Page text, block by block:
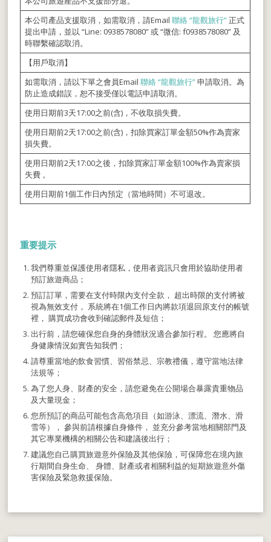
本公司產品支援取消，如需取消，請Email 聯絡 “龍觀旅行”正式
提出申請，並以 “Line: 0938578080” 或 “微信: f0938578080” 及
時聯繫確認取消。
【用戶取消】
如需取消，請以下單之會員Email 聯絡 “龍觀旅行”申請取消。為
防止造成錯誤，恕不接受僅以電話申請取消。
使用日期前3天17:00之前(含)，不收取損失費。
使用日期前2天17:00之前(含)，扣除買家訂單金額50%作為賣家
損失費。
使用日期前2天17:00之後，扣除買家訂單金額100%作為賣家損
失費 。
使用日期前1個工作日內預定（當地時間）不可退改。
重要提示
我們尊重並保護使用者隱私，使用者資訊只會用於協助使用者
預訂旅遊商品；
預訂訂單，需要在支付時限內支付全款， 超出時限的支付將被
視為無效支付， 系統將在1個工作日內將款項退回原支付的帳號
裡， 購買成功會收到確認郵件及短信；
出行前，請您確保您自身的身體狀況適合參加行程。 您應將自
身健康情況如實告知我們；
請尊重當地的飲食習慣、習俗禁忌、宗教禮儀，遵守當地法律
法規等；
為了您人身、財產的安全，請您避免在公開場合暴露貴重物品
及大量現金；
您所預訂的商品可能包含高危項目（如游泳、漂流、潛水、滑
雪等）， 參與前請根據自身條件， 並充分參考當地相關部門及
其它專業機構的相關公告和建議後出行；
建議您自己購買旅遊意外保險及其他保險，可保障您在境內旅
行期間自身生命、 身體、財產或者相關利益的短期旅遊意外傷
害保險及緊急救援保險。